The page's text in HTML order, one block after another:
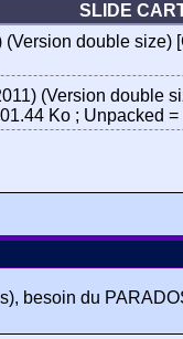
SLIDE
double size)
(Version double
Ko ; Unpacked =
besoin du